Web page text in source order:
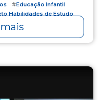
#Educação Infantil
Habilidades de Estudo